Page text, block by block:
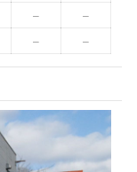
–
–
– –